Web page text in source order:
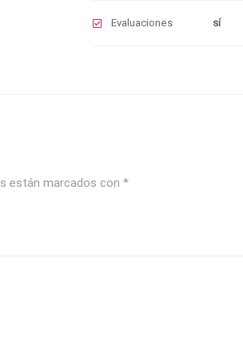
Evaluaciones sí
están marcados con *